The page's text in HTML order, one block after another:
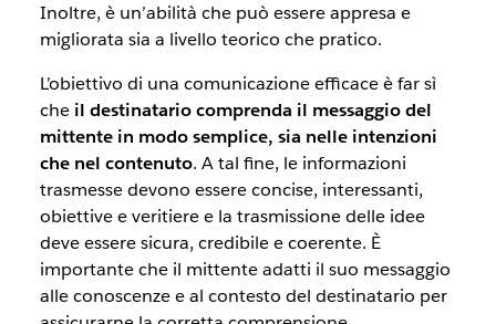
Inoltre, è un’abilità che può essere appresa e
migliorata sia a livello teorico che pratico.
L’obiettivo di una comunicazione efficace è far sì
che il destinatario comprenda il messaggio del
mittente in modo semplice, sia nelle intenzioni
che nel contenuto. A tal fine, le informazioni
trasmesse devono essere concise, interessanti,
obiettive e veritiere e la trasmissione delle idee
deve essere sicura, credibile e coerente. È
importante che il mittente adatti il suo messaggio
alle conoscenze e al contesto del destinatario per